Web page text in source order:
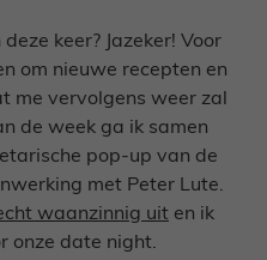
keer? Jazeker! Voor
om nieuwe recepten en
me vervolgens weer zal
de week ga ik samen
pop-up van de
met Peter Lute.
waanzinnig uit en ik
onze date night.